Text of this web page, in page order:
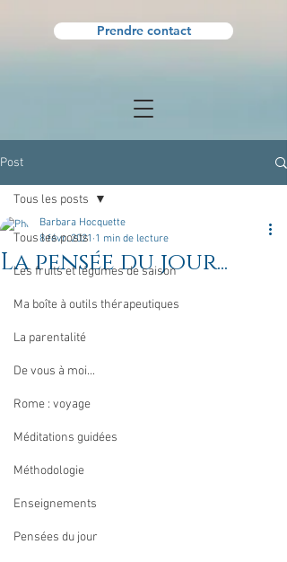
Prendre contact
Post
Tous les posts
Les fruits et légumes de saison
Ma boîte à outils thérapeutiques
La parentalité
De vous à moi...
Rome : voyage
Méditations guidées
Méthodologie
Enseignements
Pensées du jour
Tous les posts
La pensée du jour...
Barbara Hocquette
8 févr. 2021 1 min de lecture